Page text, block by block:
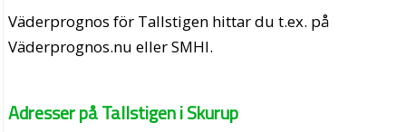
Väderprognos för Tallstigen hittar du t.ex. på
Väderprognos.nu eller SMHI.
Adresser på Tallstigen i Skurup